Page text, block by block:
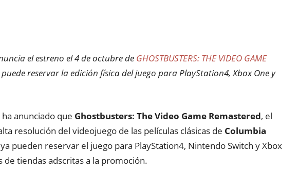
el estreno el 4 de octubre de GHOSTBUSTERS: THE VIDEO GAME
puede reservar la edición física del juego para PlayStation4, Xbox One y
ha anunciado que Ghostbusters: The Video Game Remastered, el
resolución del videojuego de las películas clásicas de Columbia
pueden reservar el juego para PlayStation4, Nintendo Switch y Xbox
de tiendas adscritas a la promoción.